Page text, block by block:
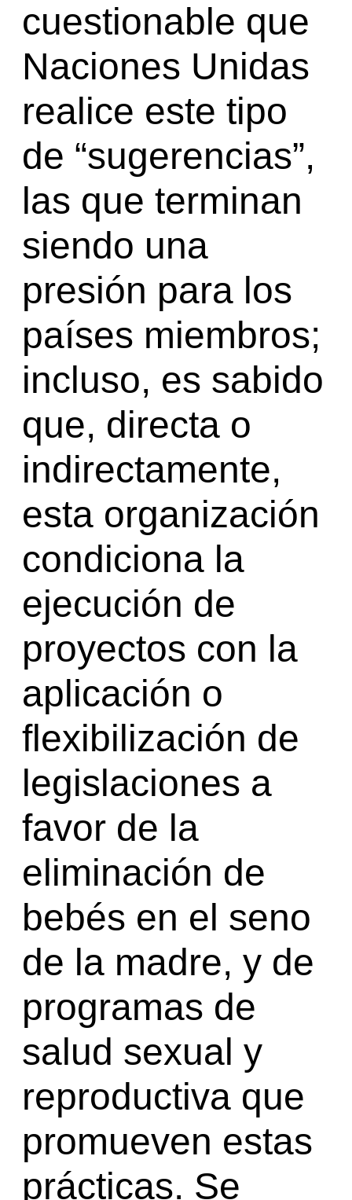
cuestionable que
Naciones Unidas
realice este tipo
de “sugerencias”,
las que terminan
siendo una
presión para los
países miembros;
incluso, es sabido
que, directa o
indirectamente,
esta organización
condiciona la
ejecución de
proyectos con la
aplicación o
flexibilización de
legislaciones a
favor de la
eliminación de
bebés en el seno
de la madre, y de
programas de
salud sexual y
reproductiva que
promueven estas
prácticas. Se